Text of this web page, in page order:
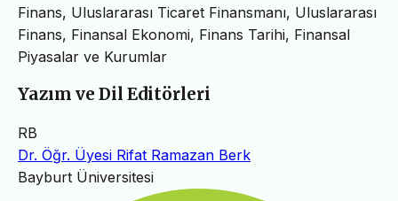
Finans, Uluslararası Ticaret Finansmanı, Uluslararası
Finans, Finansal Ekonomi, Finans Tarihi, Finansal
Piyasalar ve Kurumlar
Yazım ve Dil Editörleri
RB
Dr. Öğr. Üyesi Rifat Ramazan Berk
Bayburt Üniversitesi